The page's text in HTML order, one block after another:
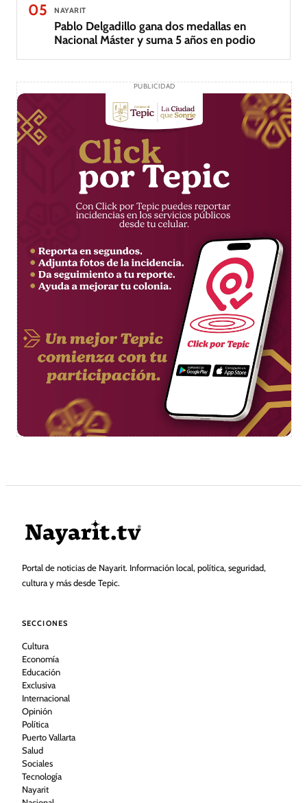
05 NAYARIT
Pablo Delgadillo gana dos medallas en
Nacional Máster y suma 5 años en podio
PUBLICIDAD
Portal de noticias de Nayarit. Información local, política, seguridad,
cultura y más desde Tepic.
SECCIONES
Cultura
Economía
Educación
Exclusiva
Internacional
Opinión
Política
Puerto Vallarta
Salud
Sociales
Tecnología
Nayarit